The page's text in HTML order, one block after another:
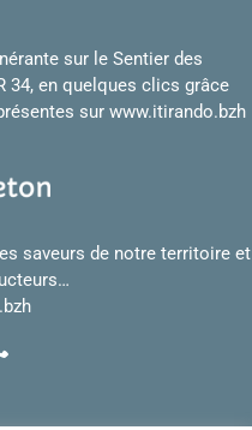
sur le Sentier des
34, en quelques clics grâce
sur www.itirando.bzh
saveurs de notre territoire et